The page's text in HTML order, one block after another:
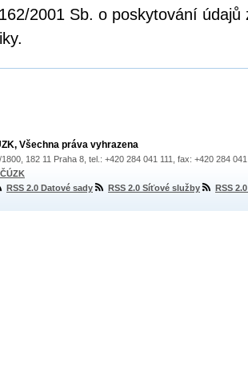
2001 Sb. o poskytování
Všechna práva vyhrazena
182 11 Praha 8, tel.: +420 284 041 111, fax: +420 284
RSS 2.0 Datové sady RSS 2.0 Síťové služby RSS